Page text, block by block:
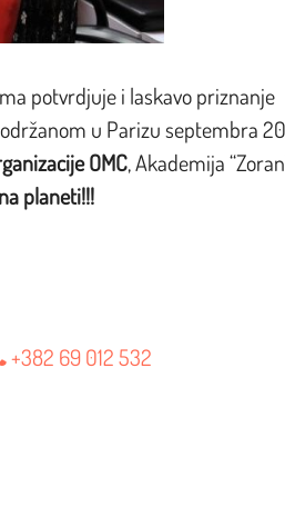
potvrdjuje i laskavo priznanje
u Parizu septembra
OMC, Akademija
planeti!!!
+382 69 012 532